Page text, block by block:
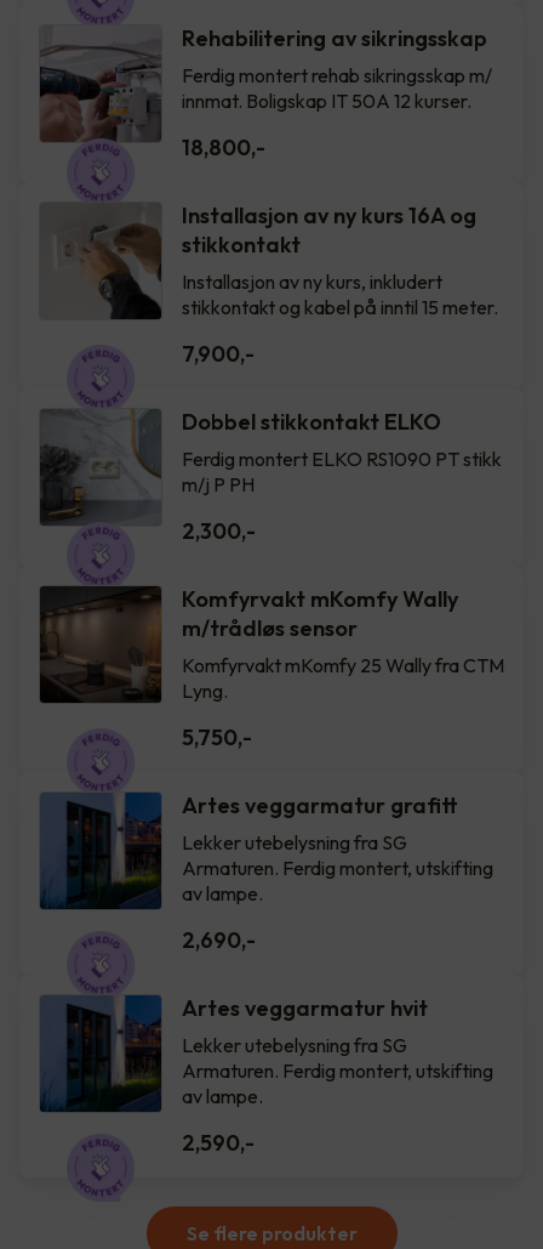
Rehabilitering av sikringsskap
Ferdig montert rehab sikringsskap m/
innmat. Boligskap IT 50A 12 kurser.
18,800,-
Installasjon av ny kurs 16A og
stikkontakt
Installasjon av ny kurs, inkludert
stikkontakt og kabel på inntil 15 meter.
7,900,-
Dobbel stikkontakt ELKO
Ferdig montert ELKO RS1090 PT stikk
m/j P PH
2,300,-
Komfyrvakt mKomfy Wally
m/trådløs sensor
Komfyrvakt mKomfy 25 Wally fra CTM
Lyng.
5,750,-
Artes veggarmatur grafitt
Lekker utebelysning fra SG
Armaturen. Ferdig montert, utskifting
av lampe.
2,690,-
Artes veggarmatur hvit
Lekker utebelysning fra SG
Armaturen. Ferdig montert, utskifting
av lampe.
2,590,-
Se flere produkter